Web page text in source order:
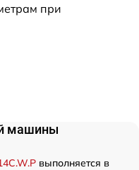
при
машины
выполняется в